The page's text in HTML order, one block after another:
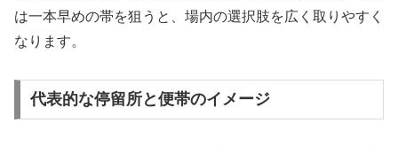
は一本早めの帯を狙うと、場内の選択肢を広く取りやすく
なります。
代表的な停留所と便帯のイメージ